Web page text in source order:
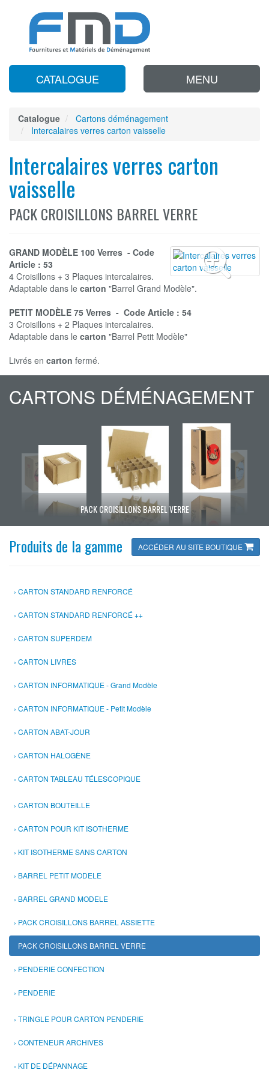
CATALOGUE MENU
Catalogue
Cartons déménagement
Intercalaires verres carton vaisselle
Intercalaires verres carton
vaisselle
PACK CROISILLONS BARREL VERRE
GRAND MODÈLE 100 Verres - Code
Article : 53
4 Croisillons + 3 Plaques intercalaires.
Adaptable dans le carton "Barrel Grand Modèle".
PETIT MODÈLE 75 Verres - Code Article : 54
3 Croisillons + 2 Plaques intercalaires.
Adaptable dans le carton "Barrel Petit Modèle"
Livrés en carton fermé.
CARTONS DÉMÉNAGEMENT
PACK CROISILLONS BARREL VERRE
ACCÉDER AU SITE BOUTIQUE
Produits de la gamme
CARTON STANDARD RENFORCÉ
CARTON STANDARD RENFORCÉ ++
CARTON SUPERDEM
CARTON LIVRES
CARTON INFORMATIQUE - Grand Modèle
CARTON INFORMATIQUE - Petit Modèle
CARTON ABAT-JOUR
CARTON HALOGÈNE
CARTON TABLEAU TÉLESCOPIQUE
CARTON BOUTEILLE
CARTON POUR KIT ISOTHERME
KIT ISOTHERME SANS CARTON
BARREL PETIT MODELE
BARREL GRAND MODELE
PACK CROISILLONS BARREL ASSIETTE
PACK CROISILLONS BARREL VERRE
PENDERIE CONFECTION
PENDERIE
TRINGLE POUR CARTON PENDERIE
CONTENEUR ARCHIVES
KIT DE DÉPANNAGE